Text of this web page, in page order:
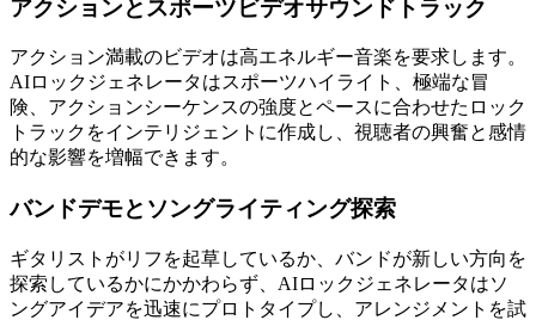
アクションとスポーツビデオサウンドトラック
アクション満載のビデオは高エネルギー音楽を要求します。
AIロックジェネレータはスポーツハイライト、極端な冒
険、アクションシーケンスの強度とペースに合わせたロック
トラックをインテリジェントに作成し、視聴者の興奮と感情
的な影響を増幅できます。
バンドデモとソングライティング探索
ギタリストがリフを起草しているか、バンドが新しい方向を
探索しているかにかかわらず、AIロックジェネレータはソ
ングアイデアを迅速にプロトタイプし、アレンジメントを試